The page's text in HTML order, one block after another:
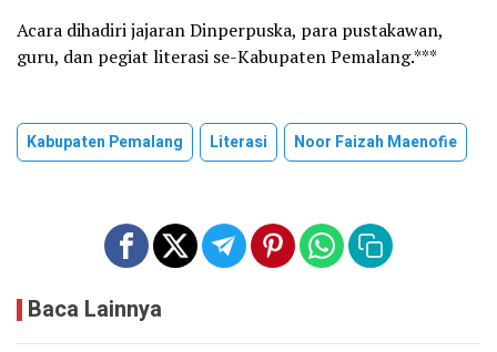
Acara dihadiri jajaran Dinperpuska, para pustakawan,
guru, dan pegiat literasi se-Kabupaten Pemalang.***
Kabupaten Pemalang Literasi Noor Faizah Maenofie
Baca Lainnya